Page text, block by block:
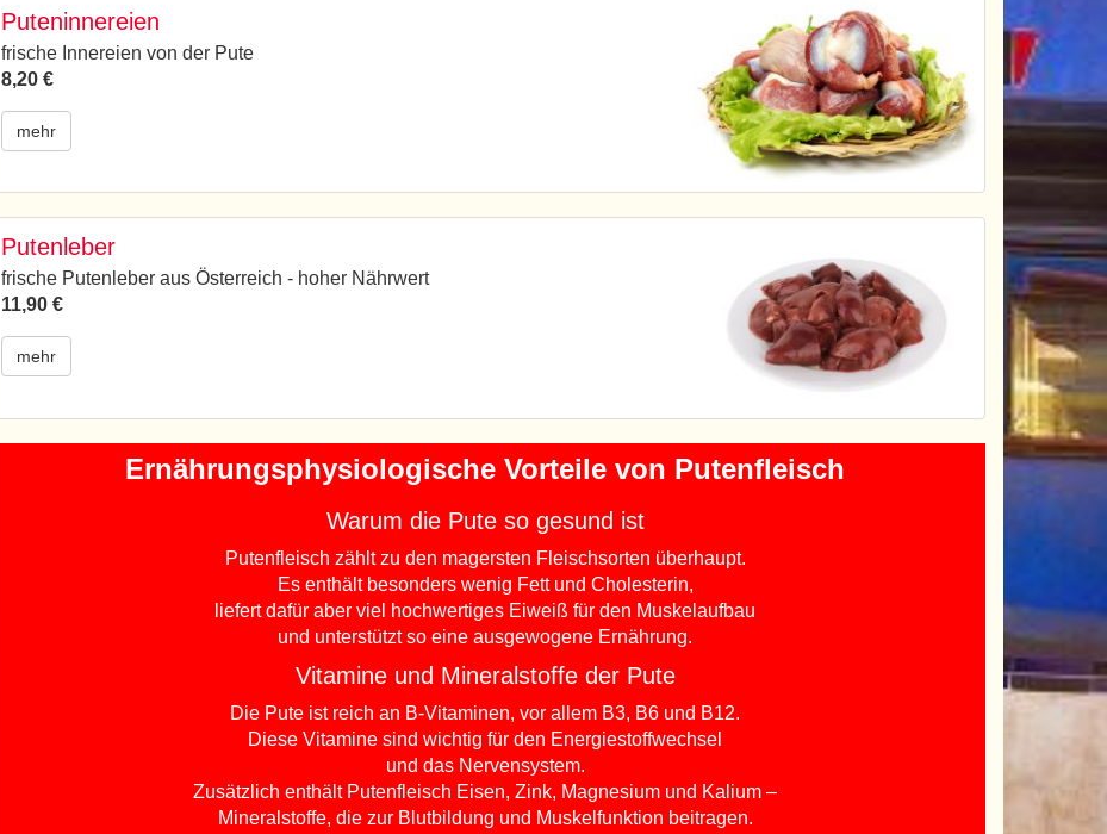
Puteninnereien
frische Innereien von der Pute
8,20 €
mehr
Putenleber
frische Putenleber aus Österreich - hoher Nährwert
11,90 €
mehr
Ernährungsphysiologische Vorteile von Putenfleisch
Warum die Pute so gesund ist
Putenfleisch zählt zu den magersten Fleischsorten überhaupt.
Es enthält besonders wenig Fett und Cholesterin,
liefert dafür aber viel hochwertiges Eiweiß für den Muskelaufbau
und unterstützt so eine ausgewogene Ernährung.
Vitamine und Mineralstoffe der Pute
Die Pute ist reich an B-Vitaminen, vor allem B3, B6 und B12.
Diese Vitamine sind wichtig für den Energiestoffwechsel
und das Nervensystem.
Zusätzlich enthält Putenfleisch Eisen, Zink, Magnesium und Kalium –
Mineralstoffe, die zur Blutbildung und Muskelfunktion beitragen.